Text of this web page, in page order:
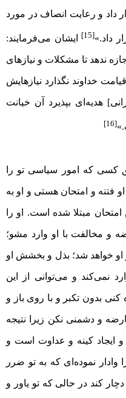
داد و رعایت انصاف در مورد
داد.»[15] ایشان می‌فرمایند:
ندهد تا مشکلات و نیاز‌های
خداوند نگذارد نیازهایش
هدیه‌ای بپذیرد آن خیانت
[16]
کسی که امور سیاسی تو را
فتنه و امتحان هستی و او به
مبتلا شده است. او را
و مخالفت با او وارد مشو؛
او خواهد شد؛ بذل و بخشش او
نمی‌کند و می‌توانی از این
بدون تکبر و با روی باز و
و دشمنی نکن زیرا نتیجه
ایجاد کینه و عداوت است و
وادار نموده‌ای که به تو ضرر
کند در حالی که تو یاور و